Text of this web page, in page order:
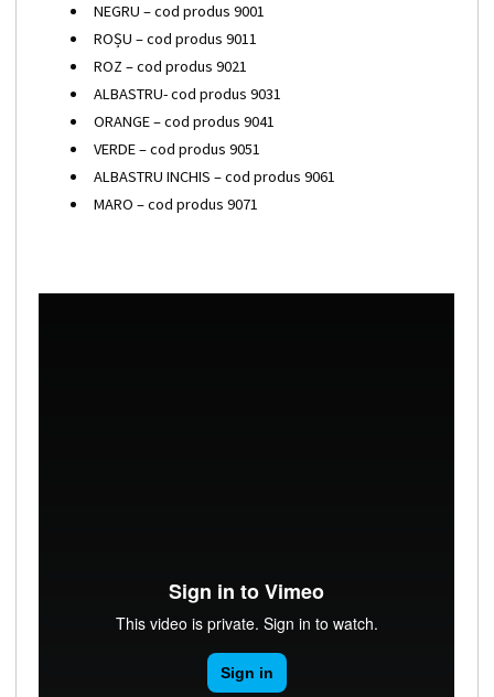
NEGRU – cod produs 9001
ROȘU – cod produs 9011
ROZ – cod produs 9021
ALBASTRU- cod produs 9031
ORANGE – cod produs 9041
VERDE – cod produs 9051
ALBASTRU INCHIS – cod produs 9061
MARO – cod produs 9071